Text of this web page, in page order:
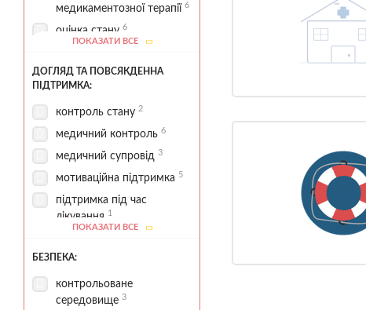
медикаментозної терапії 6
оцінка стану 6
допомога4
ПОКАЗАТИ ВСЕ
ДОГЛЯД ТА ПОВСЯКДЕННА
ПІДТРИМКА:
контроль стану 2
медичний контроль 6
медичний супровід 3
мотиваційна підтримка 5
підтримка під час
лікування 1
супровід пацієнтів
супровід після курсу
ПОКАЗАТИ ВСЕ
БЕЗПЕКА:
контрольоване
середовище 3